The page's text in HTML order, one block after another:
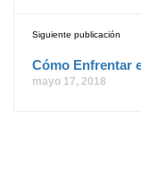
Siguiente publicación
Cómo Enfrentar
mayo 17, 2018